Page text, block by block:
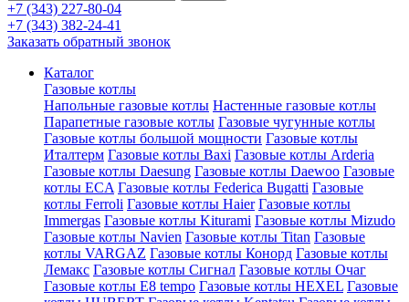
+7 (343) 227-80-04
+7 (343) 382-24-41
Заказать обратный звонок
Каталог
Газовые котлы
Напольные газовые котлы Настенные газовые котлы
Парапетные газовые котлы Газовые чугунные котлы
Газовые котлы большой мощности Газовые котлы
Италтерм Газовые котлы Baxi Газовые котлы Arderia
Газовые котлы Daesung Газовые котлы Daewoo Газовые
котлы ECA Газовые котлы Federica Bugatti Газовые
котлы Ferroli Газовые котлы Haier Газовые котлы
Immergas Газовые котлы Kiturami Газовые котлы Mizudo
Газовые котлы Navien Газовые котлы Titan Газовые
котлы VARGAZ Газовые котлы Конорд Газовые котлы
Лемакс Газовые котлы Сигнал Газовые котлы Очаг
Газовые котлы E8 tempo Газовые котлы HEXEL Газовые